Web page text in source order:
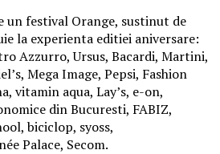
un festival Orange, sustinut de
la experienta editiei aniversare:
Azzurro, Ursus, Bacardi, Martini,
Mega Image, Pepsi, Fashion
vitamin aqua, Lay’s, e-on,
din Bucuresti, FABIZ,
biciclop, syoss,
Palace, Secom.